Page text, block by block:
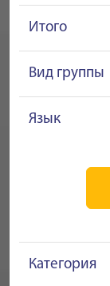
Итого
Вид группы
Язык
Категория